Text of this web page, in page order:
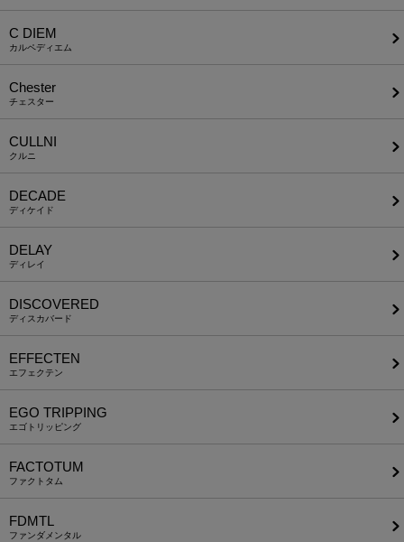
C DIEM
カルペディエム
Chester
チェスター
CULLNI
クルニ
DECADE
ディケイド
DELAY
ディレイ
DISCOVERED
ディスカバード
EFFECTEN
エフェクテン
EGO TRIPPING
エゴトリッピング
FACTOTUM
ファクトタム
FDMTL
ファンダメンタル